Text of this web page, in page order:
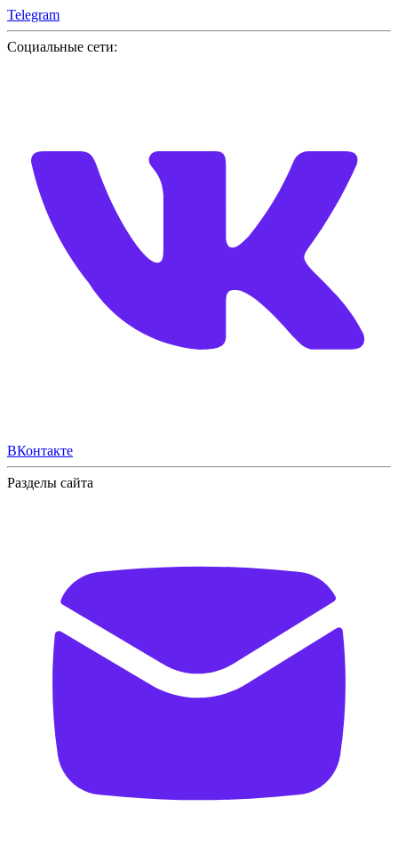
Telegram
Социальные сети:
ВКонтакте
Разделы сайта